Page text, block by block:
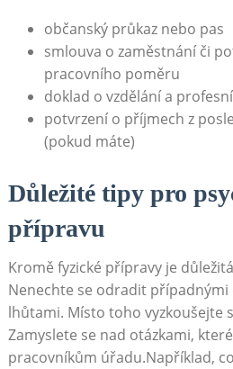
občanský průkaz nebo pas
smlouva o zaměstnání⁢ či
pracovního poměru
doklad o⁣ vzdělání ⁢a
potvrzení o příjmech z
(pokud ⁤máte)
Důležité ​tipy pro
přípravu
Kromě fyzické přípravy je
Nenechte‌ se odradit
lhůtami. Místo toho vyzkoušejte
Zamyslete se nad otázkami,
pracovníkům úřadu.Například,